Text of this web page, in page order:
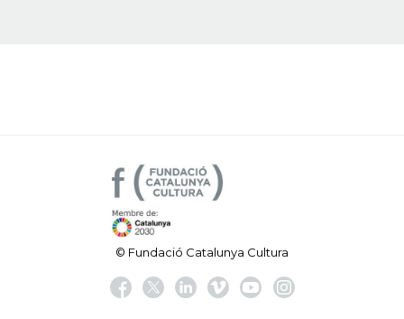
© Fundació Catalunya Cultura